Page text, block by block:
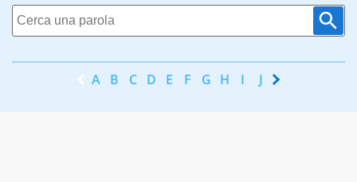
A B C D E F G H I J K